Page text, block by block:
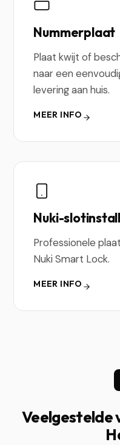
Nummerplaat
Plaat kwijt of
naar een
levering aan huis.
MEER INFO
Nuki-
Professionele
Nuki Smart Lock.
MEER INFO
Veelgestelde